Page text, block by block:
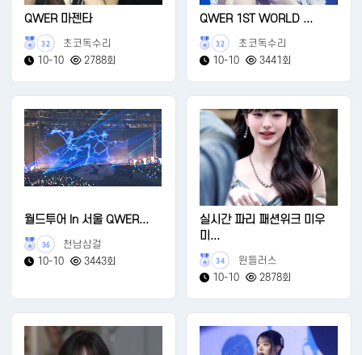
QWER 마젠타
32
초코독수리
10-10
2788회
QWER 1ST WORLD ...
32
초코독수리
10-10
3441회
월드투어 In 서울 QWER...
36
천남삼걸
10-10
3443회
실시간 파리 패션위크 미우
미...
34
윈들러스
10-10
2878회